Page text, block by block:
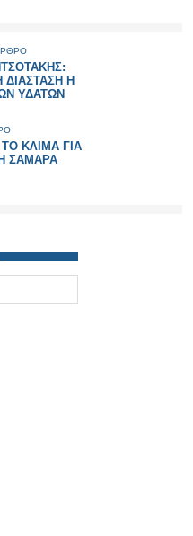
ΔΙΑΣΤΑΣΗ Η
ΥΔΑΤΩΝ
ΚΛΙΜΑ ΓΙΑ
ΣΑΜΑΡΑ